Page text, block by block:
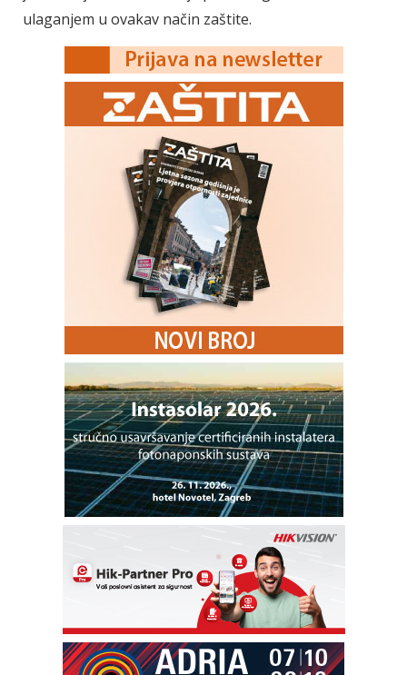
ulaganjem u ovakav način zaštite.